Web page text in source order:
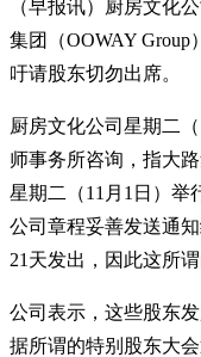
（早报讯）厨房文化
集团（OOWAY Group）
吁请股东切勿出席。
厨房文化公司星期二
师事务所咨询，指大
星期二（11月1日）举
公司章程妥善发送通
21天发出，因此这所
公司表示，这些股东
据所谓的特别股东大